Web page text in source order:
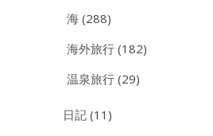
海 (288)
海外旅行 (182)
温泉旅行 (29)
日記 (11)